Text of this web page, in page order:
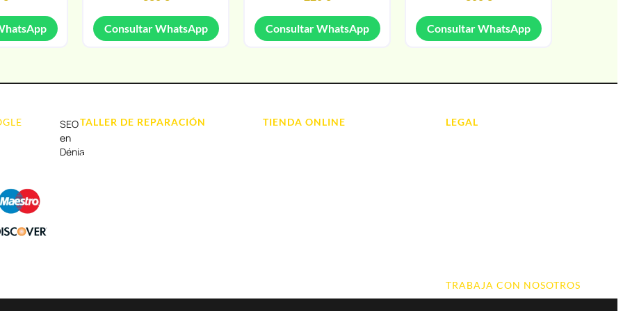
Consultar WhatsApp Consultar WhatsApp Consultar WhatsApp
SEO
en
Dénia
TALLER DE REPARACIÓN
Reparación de Tablets
TIENDA ONLINE LEGAL
TRABAJA CON NOSOTROS